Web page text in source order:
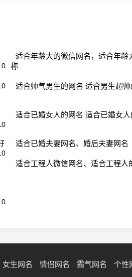
适合年龄大的微信网名，适合年龄
称
适合帅气男生的网名 适合男生超帅
适合已婚女人的网名 适合已婚女
适合已婚夫妻网名、婚后夫妻网名
适合工程人微信网名、适合工程人
女生网名 情侣网名 霸气网名 个性